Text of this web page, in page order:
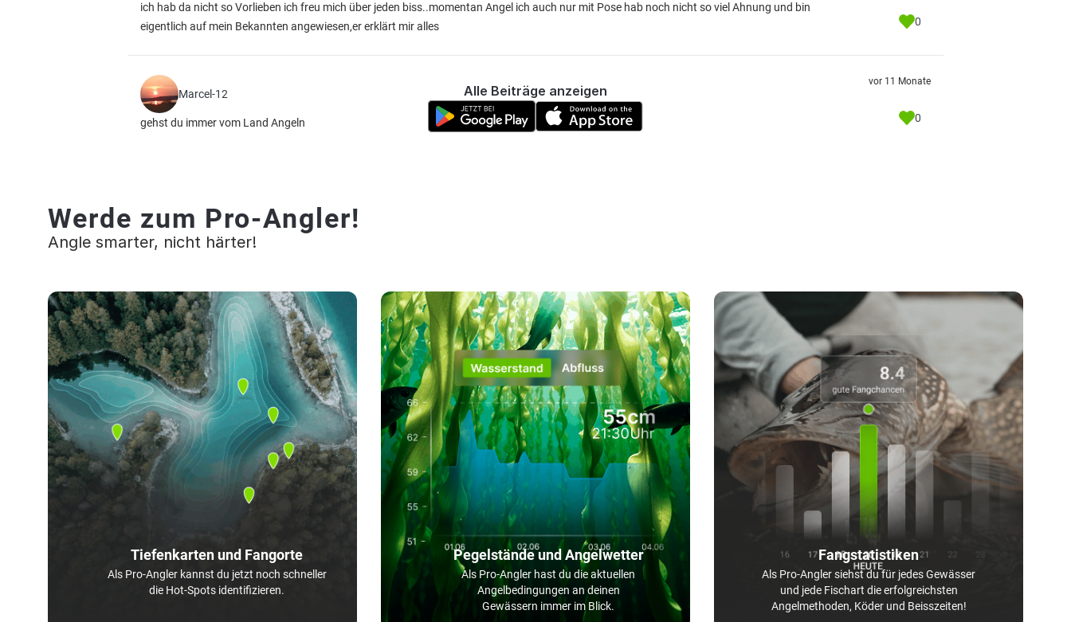
ich hab da nicht so Vorlieben ich freu mich über jeden biss..momentan Angel ich auch nur mit Pose hab noch nicht so viel Ahnung und bin
eigentlich auf mein Bekannten angewiesen,er erklärt mir alles
0
Marcel-12
gehst du immer vom Land Angeln
vor 11 Monate
0
Alle Beiträge anzeigen
Werde zum Pro-Angler!
Angle smarter, nicht härter!
Tiefenkarten und Fangorte
Als Pro-Angler kannst du jetzt noch schneller
die Hot-Spots identifizieren.
Pegelstände und Angelwetter
Als Pro-Angler hast du die aktuellen
Angelbedingungen an deinen
Gewässern immer im Blick.
Fangstatistiken
Als Pro-Angler siehst du für jedes Gewässer
und jede Fischart die erfolgreichsten
Angelmethoden, Köder und Beisszeiten!